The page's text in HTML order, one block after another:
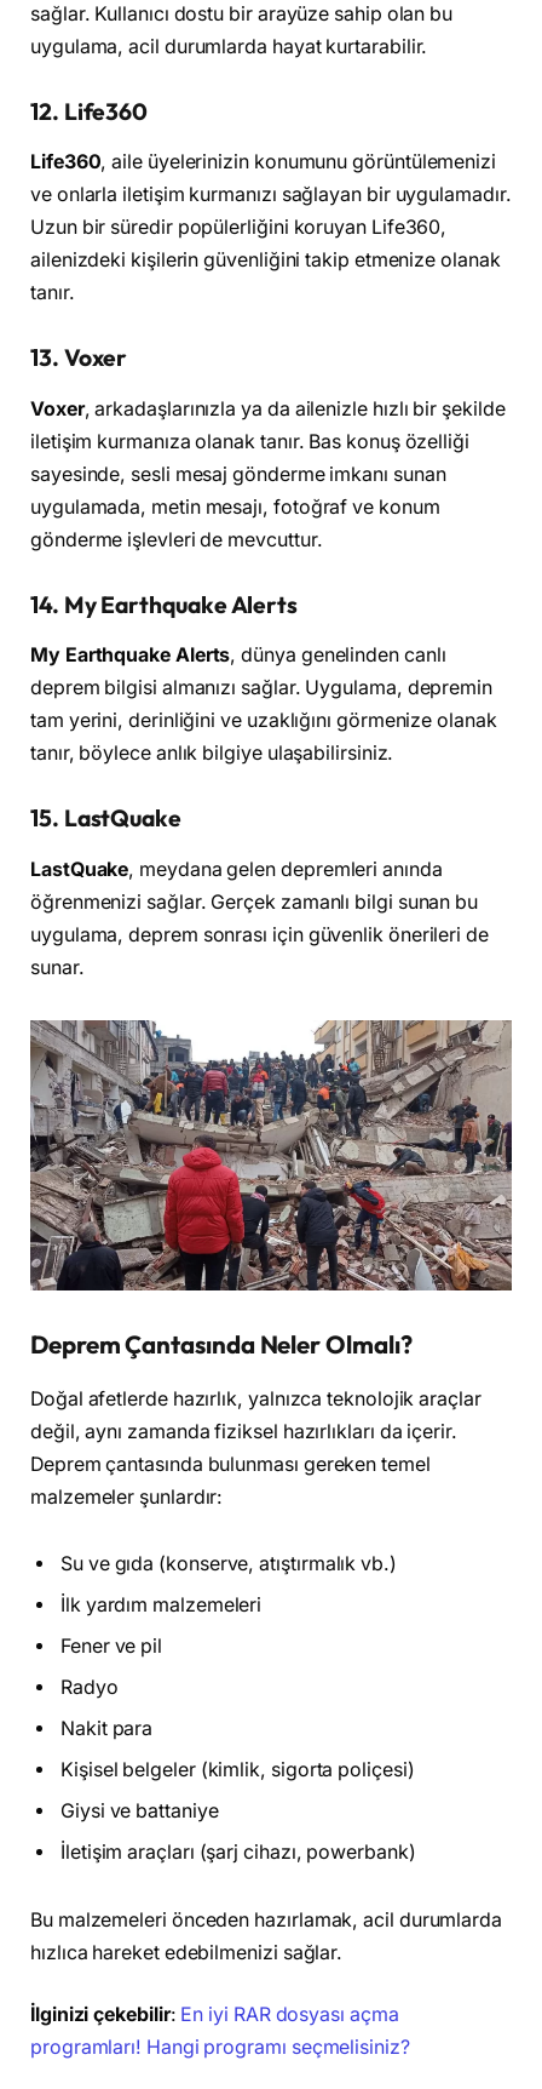
sağlar. Kullanıcı dostu bir arayüze sahip olan bu
uygulama, acil durumlarda hayat kurtarabilir.
12. Life360
Life360, aile üyelerinizin konumunu görüntülemenizi
ve onlarla iletişim kurmanızı sağlayan bir uygulamadır.
Uzun bir süredir popülerliğini koruyan Life360,
ailenizdeki kişilerin güvenliğini takip etmenize olanak
tanır.
13. Voxer
Voxer, arkadaşlarınızla ya da ailenizle hızlı bir şekilde
iletişim kurmanıza olanak tanır. Bas konuş özelliği
sayesinde, sesli mesaj gönderme imkanı sunan
uygulamada, metin mesajı, fotoğraf ve konum
gönderme işlevleri de mevcuttur.
14. My Earthquake Alerts
My Earthquake Alerts, dünya genelinden canlı
deprem bilgisi almanızı sağlar. Uygulama, depremin
tam yerini, derinliğini ve uzaklığını görmenize olanak
tanır, böylece anlık bilgiye ulaşabilirsiniz.
15. LastQuake
LastQuake, meydana gelen depremleri anında
öğrenmenizi sağlar. Gerçek zamanlı bilgi sunan bu
uygulama, deprem sonrası için güvenlik önerileri de
sunar.
Deprem Çantasında Neler Olmalı?
Doğal afetlerde hazırlık, yalnızca teknolojik araçlar
değil, aynı zamanda fiziksel hazırlıkları da içerir.
Deprem çantasında bulunması gereken temel
malzemeler şunlardır:
Su ve gıda (konserve, atıştırmalık vb.)
İlk yardım malzemeleri
Fener ve pil
Radyo
Nakit para
Kişisel belgeler (kimlik, sigorta poliçesi)
Giysi ve battaniye
İletişim araçları (şarj cihazı, powerbank)
Bu malzemeleri önceden hazırlamak, acil durumlarda
hızlıca hareket edebilmenizi sağlar.
İlginizi çekebilir: En iyi RAR dosyası açma
programları! Hangi programı seçmelisiniz?